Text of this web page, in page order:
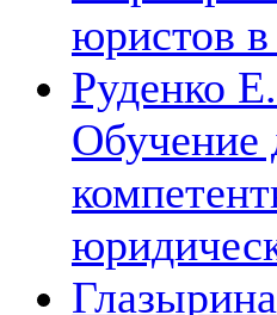
юристов
Руденко
Обучение